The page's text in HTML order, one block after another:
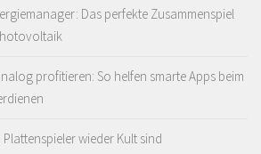
Das perfekte Zusammenspiel
profitieren: So helfen smarte Apps beim
wieder Kult sind